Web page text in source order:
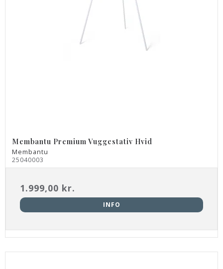
Membantu Premium Vuggestativ Hvid
Membantu
25040003
1.999,00 kr.
INFO